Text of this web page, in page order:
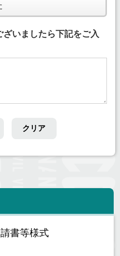
ざいましたら下記をご入
書等様式